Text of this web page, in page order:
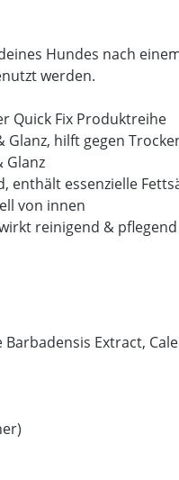
Hundes nach
werden.
Quick Fix Produktreihe
Glanz, hilft gegen
Glanz
enthält essenzielle
von innen
reinigend & pflegend
Extract,